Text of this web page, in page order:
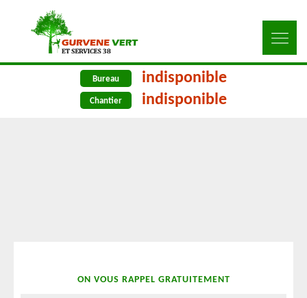
Bureau indisponible
Chantier indisponible
ON VOUS RAPPEL GRATUITEMENT